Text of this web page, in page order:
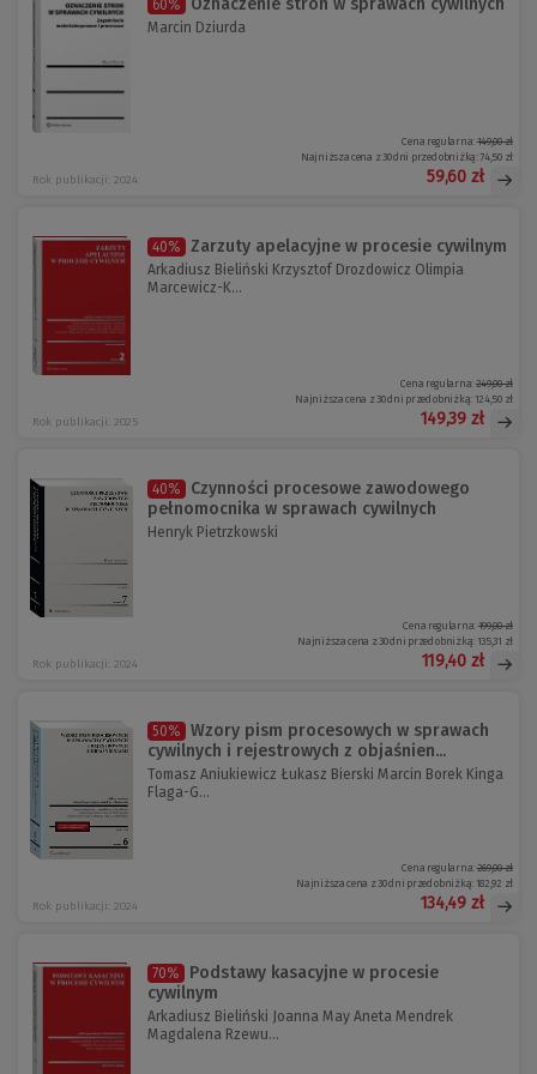
60% Oznaczenie stron w sprawach cywilnych
Marcin Dziurda
Rok publikacji: 2024
Cena regularna:149,00 zł
Najniższa cena z 30 dni przed obniżką:74,50 zł
59,60 zł
40% Zarzuty apelacyjne w procesie cywilnym
Arkadiusz Bieliński Krzysztof Drozdowicz Olimpia
Marcewicz-K...
Rok publikacji: 2025
Cena regularna:249,00 zł
Najniższa cena z 30 dni przed obniżką: 124,50 zł
149,39 zł
40%
Czynności procesowe zawodowego
pełnomocnika w sprawach cywilnych
Henryk Pietrzkowski
Rok publikacji: 2024
Cena regularna:199,00 zł
Najniższa cena z 30 dni przed obniżką: 135,31 zł
119,40 zł
50%
Wzory pism procesowych w sprawach
cywilnych i rejestrowych z objaśnien...
Tomasz Aniukiewicz Łukasz Bierski Marcin Borek Kinga
Flaga-G...
Rok publikacji: 2024
Cena regularna:269,00 zł
Najniższa cena z 30 dni przed obniżką: 182,92 zł
134,49 zł
70%
Podstawy kasacyjne w procesie
cywilnym
Arkadiusz Bieliński Joanna May Aneta Mendrek
Magdalena Rzewu...